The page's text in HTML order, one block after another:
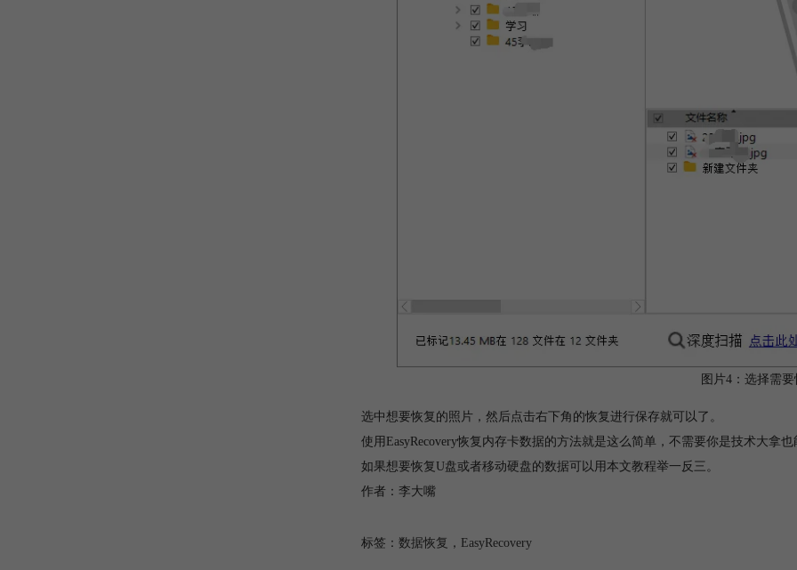
图片4：选择需
选中想要恢复的照片，然后点击右下角的恢复进行保存就可以了。
使用EasyRecovery恢复内存卡数据的方法就是这么简单，不需要你是技术大
如果想要恢复U盘或者移动硬盘的数据可以用本文教程举一反三。
作者：李大嘴
标签： 数据恢复 ， EasyRecovery